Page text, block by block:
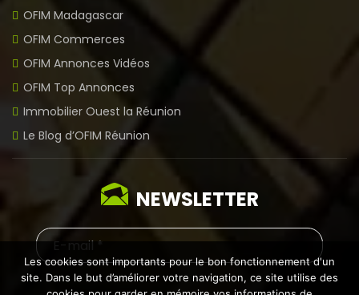
OFIM Madagascar
OFIM Commerces
OFIM Annonces Vidéos
OFIM Top Annonces
Immobilier Ouest la Réunion
Le Blog d’OFIM Réunion
NEWSLETTER
Les cookies sont importants pour le bon fonctionnement d'un
site. Dans le but d’améliorer votre navigation, ce site utilise des